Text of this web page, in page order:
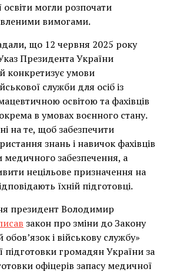
могли розпочати
вимогами.
що 12 червня 2025 року
Президента України
конкретизує умови
служби для осіб із
освітою та фахівців
в умовах воєнного стану.
на те, щоб забезпечити
знань і навичок фахівців
забезпечення, а
нецільове призначення на
їхній підготовці.
президент Володимир
закон про зміни до Закону
і військову службу»
підготовки громадян України за
офіцерів запасу медичної